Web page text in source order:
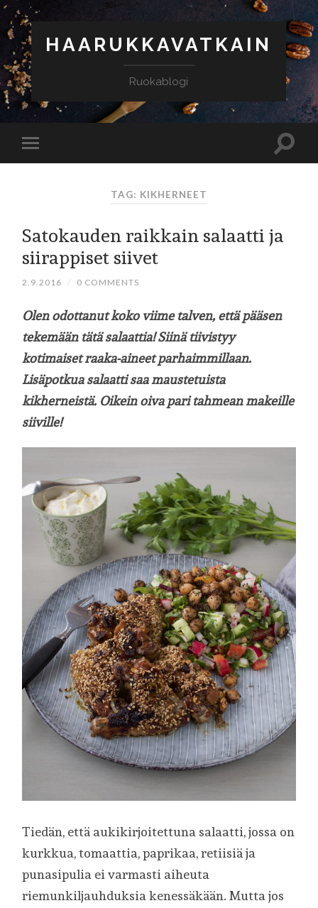
HAARUKKAVATKAIN
Ruokablogi
TAG: KIKHERNEET
Satokauden raikkain salaatti ja
siirappiset siivet
2.9.2016 / 0 COMMENTS
Olen odottanut koko viime talven, että pääsen
tekemään tätä salaattia! Siinä tiivistyy
kotimaiset raaka-aineet parhaimmillaan.
Lisäpotkua salaatti saa maustetuista
kikherneistä. Oikein oiva pari tahmean makeille
siiville!
Tiedän, että aukikirjoitettuna salaatti, jossa on
kurkkua, tomaattia, paprikaa, retiisiä ja
punasipulia ei varmasti aiheuta
riemunkiljauhduksia kenessäkään. Mutta jos